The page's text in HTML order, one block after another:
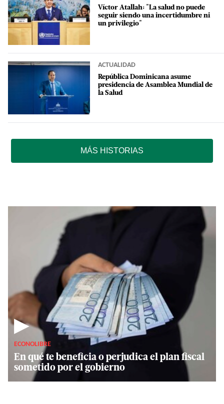
Víctor Atallah: "La salud no puede
seguir siendo una incertidumbre ni
un privilegio"
ACTUALIDAD
República Dominicana asume
presidencia de Asamblea Mundial de
la Salud
MÁS HISTORIAS
▶
ECONOLIBRE
En qué te beneficia o perjudica el plan fiscal
sometido por el gobierno